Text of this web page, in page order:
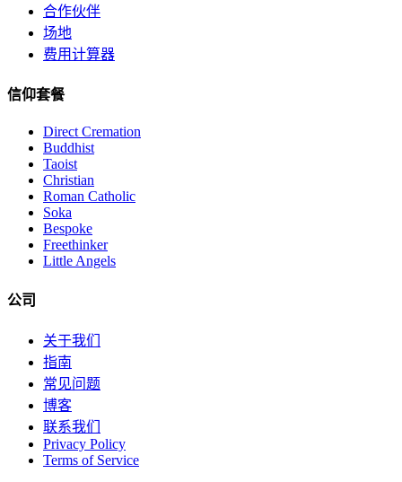
合作伙伴
场地
费用计算器
信仰套餐
Direct Cremation
Buddhist
Taoist
Christian
Roman Catholic
Soka
Bespoke
Freethinker
Little Angels
公司
关于我们
指南
常见问题
博客
联系我们
Privacy Policy
Terms of Service